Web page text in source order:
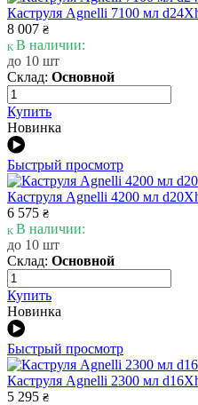
Каструля Agnelli 7100 мл
8 007 ₴
В наличии:
до 10 шт
Склад: Основной
Купить
Новинка
Быстрый просмотр
Каструля Agnelli 4200 мл
6 575 ₴
В наличии:
до 10 шт
Склад: Основной
Купить
Новинка
Быстрый просмотр
Каструля Agnelli 2300 мл
5 295 ₴